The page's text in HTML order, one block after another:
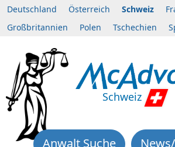
Deutschland Österreich Schweiz
Großbritannien
Polen Tschechien
Schweiz
Anwalt Suche